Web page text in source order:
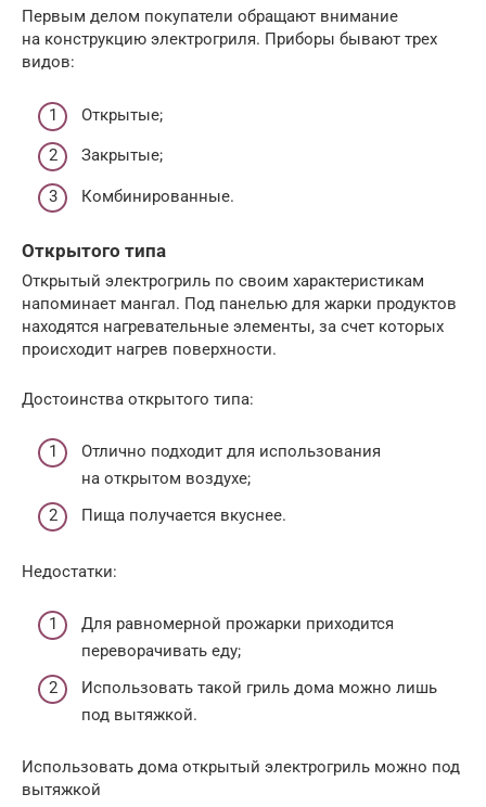
Первым делом покупатели обращают внимание
на конструкцию электрогриля. Приборы бывают трех
видов:
Открытые;
Закрытые;
Комбинированные.
Открытого типа
Открытый электрогриль по своим характеристикам
напоминает мангал. Под панелью для жарки продуктов
находятся нагревательные элементы, за счет которых
происходит нагрев поверхности.
Достоинства открытого типа:
Отлично подходит для использования
на открытом воздухе;
Пища получается вкуснее.
Недостатки:
Для равномерной прожарки приходится
переворачивать еду;
Использовать такой гриль дома можно лишь
под вытяжкой.
Использовать дома открытый электрогриль можно под
вытяжкой